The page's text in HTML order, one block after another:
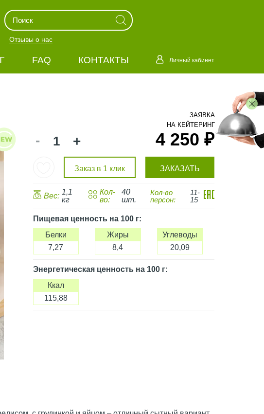
Отзывы о нас
FAQ КОНТАКТЫ Личный кабинет
- + 4 250 ₽
Заказ в 1 клик ЗАКАЗАТЬ
Вес: 1,1
кг
Кол-
во:
40
шт.
Кол-во
персон:
11-
15
Пищевая ценностьна 100 г:
Белки
7,27
Жиры
8,4
Углеводы
20,09
Энергетическая ценностьна 100 г:
Ккал
115,88
ЗАЯВКА
НА КЕЙТЕРИНГ